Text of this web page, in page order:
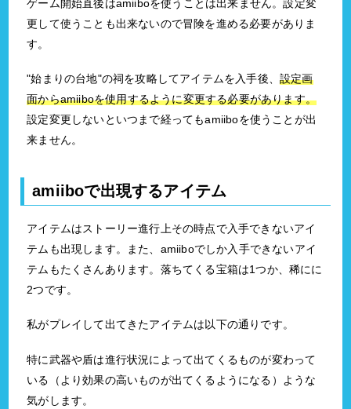
ゲーム開始直後はamiiboを使うことは出来ません。設定変
更して使うことも出来ないので冒険を進める必要がありま
す。
"始まりの台地"の祠を攻略してアイテムを入手後、設定画
面からamiiboを使用するように変更する必要があります。
設定変更しないといつまで経ってもamiiboを使うことが出
来ません。
amiiboで出現するアイテム
アイテムはストーリー進行上その時点で入手できないアイ
テムも出現します。また、amiiboでしか入手できないアイ
テムもたくさんあります。落ちてくる宝箱は1つか、稀にに
2つです。
私がプレイして出てきたアイテムは以下の通りです。
特に武器や盾は進行状況によって出てくるものが変わって
いる（より効果の高いものが出てくるようになる）ような
気がします。